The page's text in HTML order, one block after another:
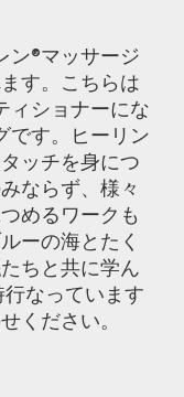
®マッサージ
す。こちらは
ショナーにな
す。ヒーリン
ッチを身につ
ならず、様々
めるワークも
ーの海とたく
ちと共に学ん
なっています
ください。